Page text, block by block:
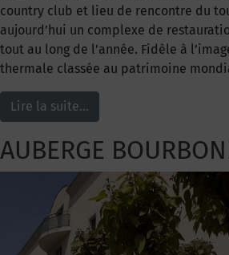
country club et lieu de rencontre du
aujourd’hui un complexe de
tout au long de l’année. Fidèle à
thermale classée au patrimoine
Lire la suite…
AUBERGE